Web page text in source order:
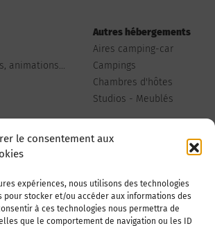
le consentement aux
expériences, nous utilisons des technologies
pour stocker et/ou accéder aux informations des
à ces technologies nous permettra de
que le comportement de navigation ou les ID
animations...
Autres hébergements
Aires camping-car
Campings
Chambres d'hôtes
Studios - Meublés
Publiez votre annonce